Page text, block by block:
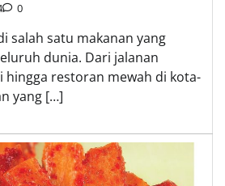
0
salah satu makanan yang
dunia. Dari jalanan
hingga restoran mewah di kota-
yang […]